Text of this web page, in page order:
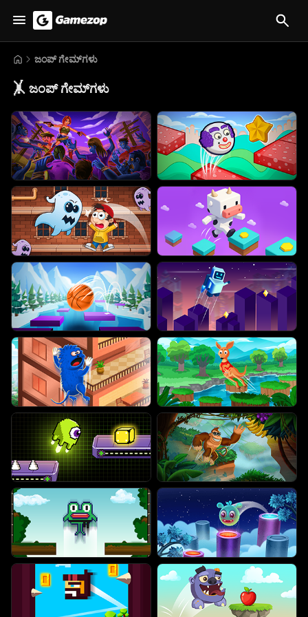
ಜಂಪ್ ಗೇಮ್‌ಗಳು
🤸 ಜಂಪ್ ಗೇಮ್‌ಗಳು